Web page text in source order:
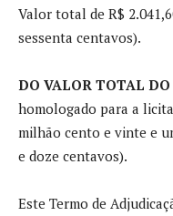
Valor total de R$
sessenta centavos).
DO VALOR TOTAL DO
homologado para a
milhão cento e vinte e
e doze centavos).
Este Termo de